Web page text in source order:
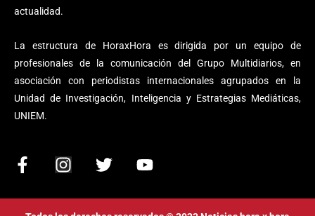
actualidad.
La estructura de HoraxHora es dirigida por un equipo de
profesionales de la comunicación del Grupo Multidiarios, en
asociación con periodistas internacionales agrupados en la
Unidad de Investigación, Inteligencia y Estrategias Mediáticas,
UNIEM.
F
a
c
I
n
s
T
i
Y
u